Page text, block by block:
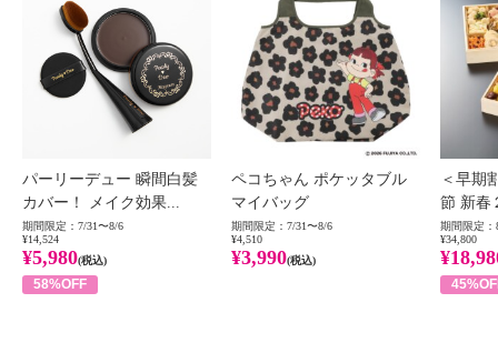
パーリーデュー 瞬間白髪
カバー！ メイク効果...
期間限定：7/31〜8/6
¥14,524
¥5,980(税込)
58%OFF
ペコちゃん ポケッタブル
マイバッグ
期間限定：7/31〜8/6
¥4,510
¥3,990(税込)
＜早期
節 新春
期間限定：
¥34,800